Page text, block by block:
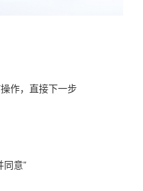
作，直接下一步
同意”